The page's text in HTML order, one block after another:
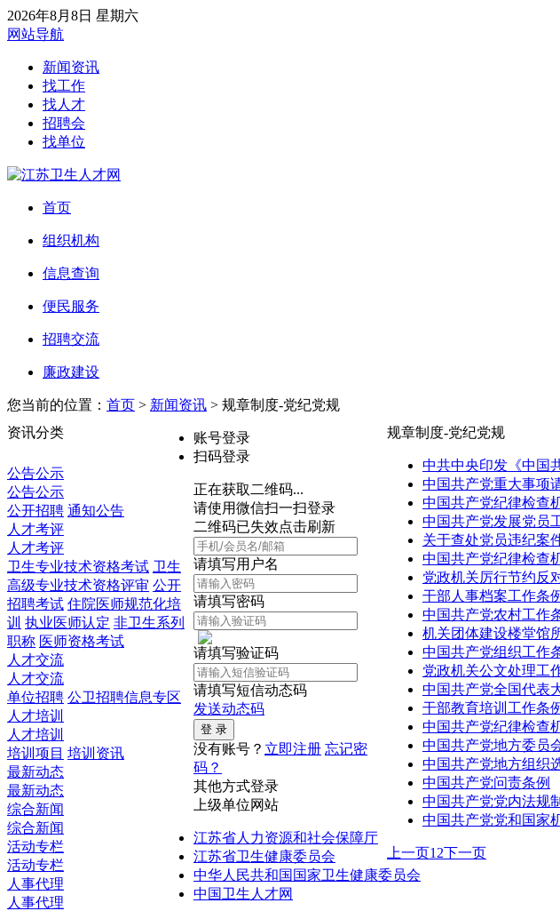
2026年8月8日 星期六
网站导航
新闻资讯
找工作
找人才
招聘会
找单位
首页
组织机构
信息查询
便民服务
招聘交流
廉政建设
您当前的位置： 首页 > 新闻资讯 > 规章制度-党纪党规
规章制度-党纪党规
中共中央印发《中国
中国共产党重大事项
中国共产党纪律检查
中国共产党发展党员
关于查处党员违纪案
中国共产党纪律检查
党政机关厉行节约反
干部人事档案工作条
中国共产党农村工作
机关团体建设楼堂馆
中国共产党组织工作
党政机关公文处理工
中国共产党全国代表
干部教育培训工作条
中国共产党纪律检查
中国共产党地方委员
中国共产党地方组织
中国共产党问责条例
中国共产党党内法规
中国共产党党和国家
上一页1 2下一页
资讯分类
公告公示
公告公示
公开招聘 通知公告
人才考评
人才考评
卫生专业技术资格考试 卫生
高级专业技术资格评审 公开
招聘考试 住院医师规范化培
训 执业医师认定 非卫生系列
职称 医师资格考试
人才交流
人才交流
单位招聘 公卫招聘信息专区
人才培训
人才培训
培训项目 培训资讯
最新动态
最新动态
综合新闻
综合新闻
活动专栏
活动专栏
人事代理
人事代理
账号登录
扫码登录
正在获取二维码...
请使用微信扫一扫登录
二维码已失效点击刷新
请填写用户名
请填写密码
请填写验证码
请填写短信动态码
发送动态码
没有账号？ 立即注册 忘记密
码？
其他方式登录
上级单位网站
江苏省人力资源和社会保障厅
江苏省卫生健康委员会
中华人民共和国国家卫生健康委员会
中国卫生人才网